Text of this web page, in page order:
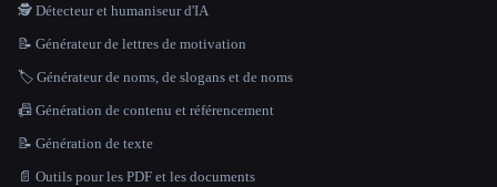
🕵️ Détecteur et humaniseur d'IA
📝 Générateur de lettres de motivation
🏷️ Générateur de noms, de slogans et de noms
📠 Génération de contenu et référencement
📝 Génération de texte
📄 Outils pour les PDF et les documents